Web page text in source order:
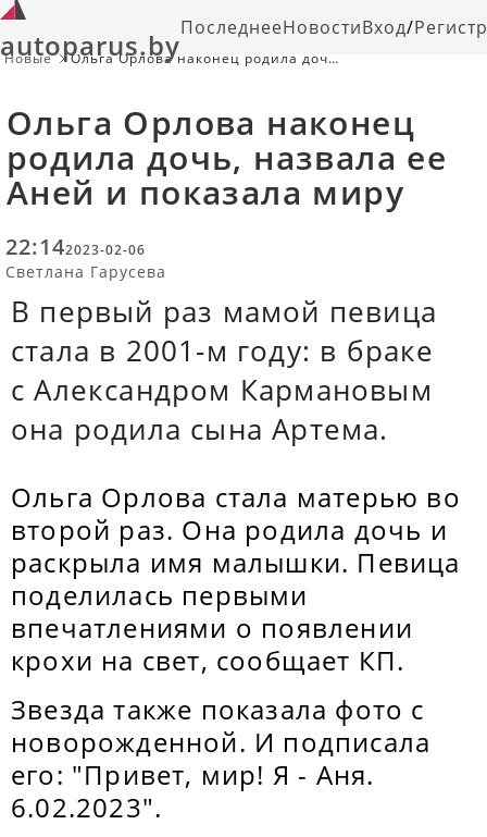
autoparus.byПоследнееНовостиВход/
Новые
Ольга Орлова наконец родила дочь,
Ольга Орлова наконец
родила дочь, назвала ее
Аней и показала миру
22:142023-02-06
Светлана Гарусева
В первый раз мамой певица
стала в 2001-м году: в браке
с Александром Кармановым
она родила сына Артема.
Ольга Орлова стала матерью во
второй раз. Она родила дочь и
раскрыла имя малышки. Певица
поделилась первыми
впечатлениями о появлении
крохи на свет, сообщает КП.
Звезда также показала фото с
новорожденной. И подписала
его: "Привет, мир! Я - Аня.
6.02.2023".